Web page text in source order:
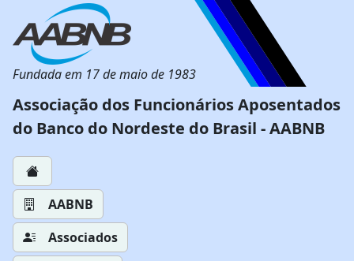
Fundada em 17 de maio de 1983
Associação dos Funcionários Aposentados
do Banco do Nordeste do Brasil - AABNB
AABNB
Associados